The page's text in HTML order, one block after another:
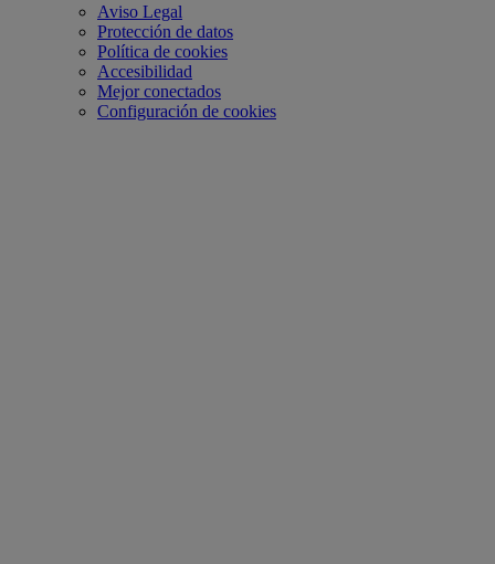
Aviso Legal
Protección de datos
Política de cookies
Accesibilidad
Mejor conectados
Configuración de cookies